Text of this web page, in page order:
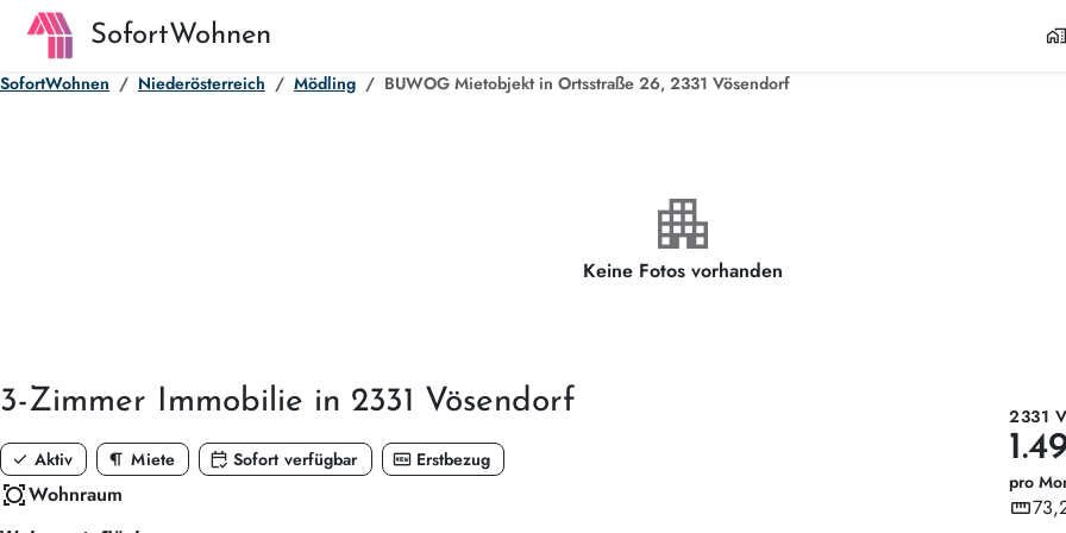
SofortWohnen home_work
SofortWohnen Niederösterreich Mödling BUWOG Mietobjekt in Ortsstraße 26, 2331 Vösendorf
apartment
Keine Fotos vorhanden
3-Zimmer Immobilie in 2331 Vösendorf
check Aktiv format_paragraph Miete calendar_check Sofort verfügbar fiber_new Erstbezug
all_outWohnraum
2331
pro
straighten